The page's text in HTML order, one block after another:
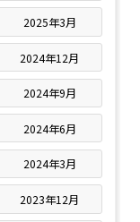
2025年3月
2024年12月
2024年9月
2024年6月
2024年3月
2023年12月